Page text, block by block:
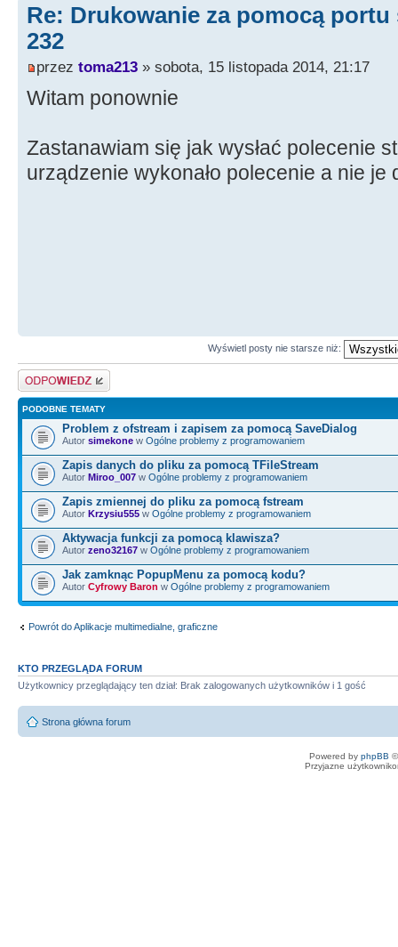
Re: Drukowanie za pomocą
232
przez toma213 » sobota, 15 listopada 2014, 21:17
Witam ponownie
Zastanawiam się jak wysłać polecenie
urządzenie wykonało polecenie a nie je
Wyświetl posty nie starsze niż:
Odpowiedz
PODOBNE TEMATY
Problem z ofstream i zapisem za pomocą SaveDialog
Autor simekone w Ogólne problemy z programowaniem
Zapis danych do pliku za pomocą TFileStream
Autor Miroo_007 w Ogólne problemy z programowaniem
Zapis zmiennej do pliku za pomocą fstream
Autor Krzysiu555 w Ogólne problemy z programowaniem
Aktywacja funkcji za pomocą klawisza?
Autor zeno32167 w Ogólne problemy z programowaniem
Jak zamknąc PopupMenu za pomocą kodu?
Autor Cyfrowy Baron w Ogólne problemy z programowaniem
Powrót do Aplikacje multimedialne, graficzne
KTO PRZEGLĄDA FORUM
Użytkownicy przeglądający ten dział: Brak zalogowanych użytkowników i 1 gość
Strona główna forum
Powered by phpBB
Przyjazne